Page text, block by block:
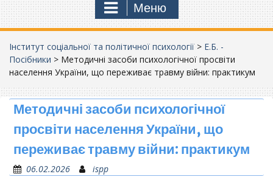
Меню
Інститут соціальної та політичної психології > Е.Б. -
Посібники > Методичні засоби психологічної просвіти
населення України, що переживає травму війни: практикум
Методичні засоби психологічної
просвіти населення України, що
переживає травму війни: практикум
06.02.2026 ispp